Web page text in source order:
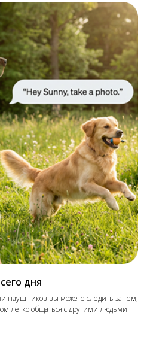
дня
наушников вы можете следить за тем,
легко общаться с другими людьми